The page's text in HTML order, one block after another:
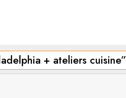
+ ateliers cuisine”